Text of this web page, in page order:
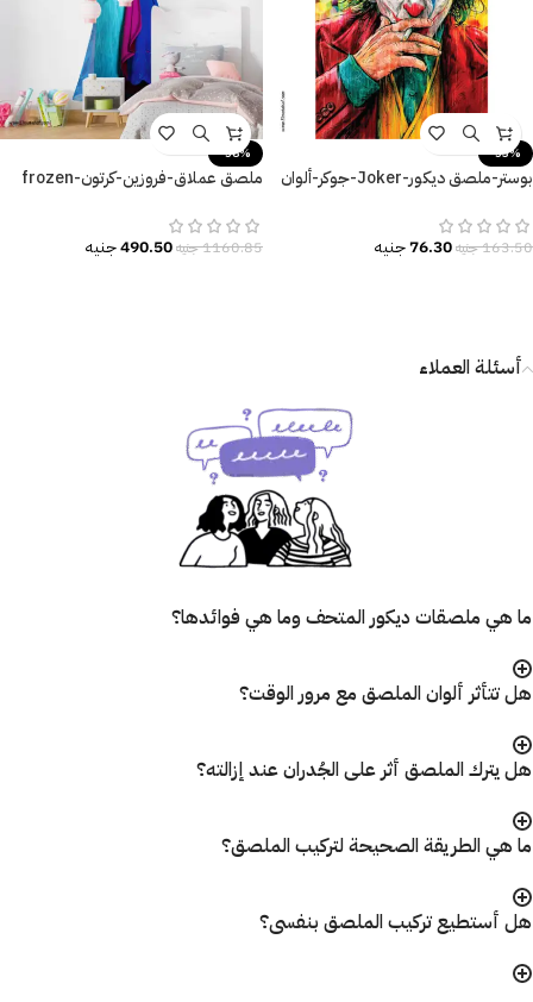
-53%
بوستر-ملصق ديكور-Joker-جوكر-ألوان
163.50جنيه76.30جنيه
-58%
ملصق عملاق-فروزين-كرتون-frozen
1160.85جنيه490.50جنيه
أسئلة العملاء
ما هي ملصقات ديكور المتحف وما هي فوائدها؟
هل تتأثر ألوان الملصق مع مرور الوقت؟
هل يترك الملصق أثر على الجُدران عند إزالته؟
ما هي الطريقة الصحيحة لتركيب الملصق؟
هل أستطيع تركيب الملصق بنفسى؟